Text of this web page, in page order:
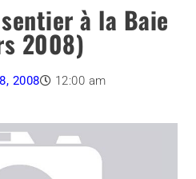
à la Baie
2008)
2008
12:00 am